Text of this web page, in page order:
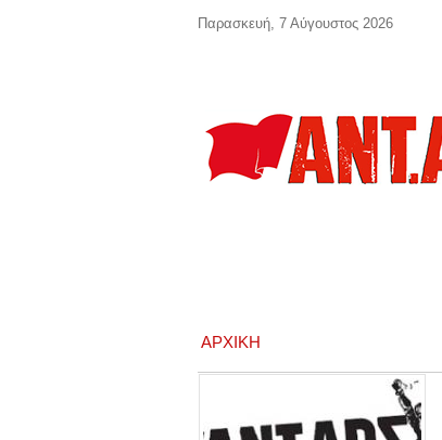
ΑΡΧΙΚΉ
Παρασκευή, 7 Αύγουστος 2026